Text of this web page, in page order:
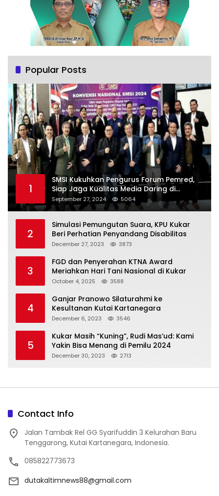
Popular Posts
1
SMSI Kukuhkan Pengurus Forum Pemred,
Siap Jaga Kualitas Media Daring di
Indonesia
September 27, 2024 5064
2
Simulasi Pemungutan Suara, KPU Kukar
Beri Perhatian Penyandang Disabilitas
December 27, 2023 3873
3
FGD dan Penyerahan KTNA Award
Meriahkan Hari Tani Nasional di Kukar
October 4, 2025 3588
4
Ganjar Pranowo Silaturahmi ke
Kesultanan Kutai Kartanegara
December 6, 2023 3546
5
Kukar Masih “Kuning”, Rudi Mas’ud: Kami
Yakin Bisa Menang di Pemilu 2024
December 30, 2023 2713
Contact Info
Jalan Tambak Rel GG Syarifuddin 3 Kelurahan Baru
Tenggarong, Kutai Kartanegara, Indonesia.
085822773673
dutakaltimnews88@gmail.com